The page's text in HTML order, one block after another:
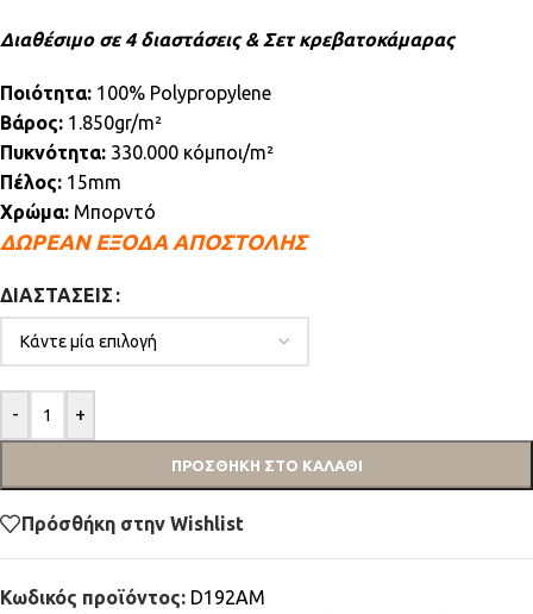
Διαθέσιμο σε 4 διαστάσεις & Σετ κρεβατοκάμαρας
Ποιότητα: 100% Polypropylene
Βάρος: 1.850gr/m²
Πυκνότητα: 330.000 κόμποι/m²
Πέλος: 15mm
Χρώμα: Μπορντό
ΔΩΡΕΑΝ ΕΞΟΔΑ ΑΠΟΣΤΟΛΗΣ
ΔΙΑΣΤΆΣΕΙΣ
- +
ΠΡΟΣΘΉΚΗ ΣΤΟ ΚΑΛΆΘΙ
Πρόσθήκη στην Wishlist
Κωδικός προϊόντος: D192AM